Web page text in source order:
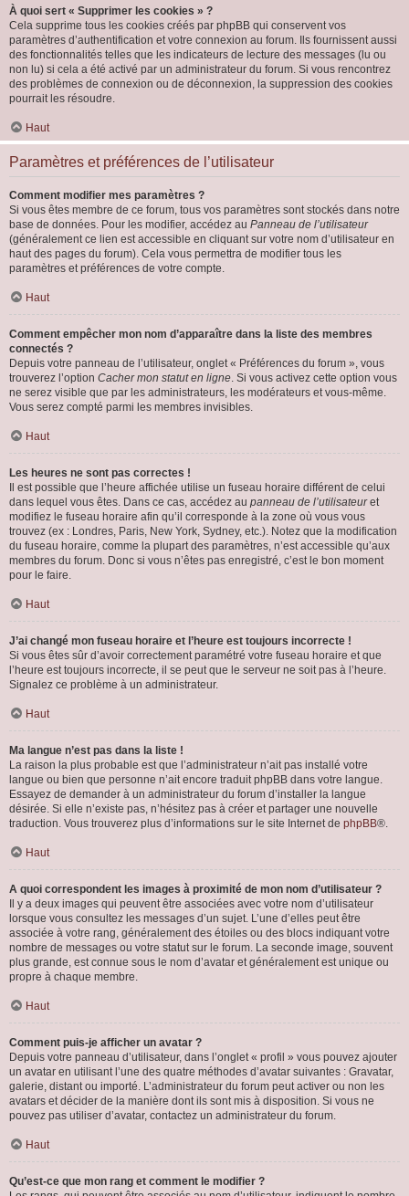
À quoi sert « Supprimer les cookies » ?
Cela supprime tous les cookies créés par phpBB qui conservent vos
paramètres d’authentification et votre connexion au forum. Ils fournissent aussi
des fonctionnalités telles que les indicateurs de lecture des messages (lu ou
non lu) si cela a été activé par un administrateur du forum. Si vous rencontrez
des problèmes de connexion ou de déconnexion, la suppression des cookies
pourrait les résoudre.
Haut
Paramètres et préférences de l’utilisateur
Comment modifier mes paramètres ?
Si vous êtes membre de ce forum, tous vos paramètres sont stockés dans notre
base de données. Pour les modifier, accédez au Panneau de l’utilisateur
(généralement ce lien est accessible en cliquant sur votre nom d’utilisateur en
haut des pages du forum). Cela vous permettra de modifier tous les
paramètres et préférences de votre compte.
Haut
Comment empêcher mon nom d’apparaître dans la liste des membres
connectés ?
Depuis votre panneau de l’utilisateur, onglet « Préférences du forum », vous
trouverez l’option Cacher mon statut en ligne. Si vous activez cette option vous
ne serez visible que par les administrateurs, les modérateurs et vous-même.
Vous serez compté parmi les membres invisibles.
Haut
Les heures ne sont pas correctes !
Il est possible que l’heure affichée utilise un fuseau horaire différent de celui
dans lequel vous êtes. Dans ce cas, accédez au panneau de l’utilisateuret
modifiez le fuseau horaire afin qu’il corresponde à la zone où vous vous
trouvez (ex : Londres, Paris, New York, Sydney, etc.). Notez que la modification
du fuseau horaire, comme la plupart des paramètres, n’est accessible qu’aux
membres du forum. Donc si vous n’êtes pas enregistré, c’est le bon moment
pour le faire.
Haut
J’ai changé mon fuseau horaire et l’heure est toujours incorrecte !
Si vous êtes sûr d’avoir correctement paramétré votre fuseau horaire et que
l’heure est toujours incorrecte, il se peut que le serveur ne soit pas à l’heure.
Signalez ce problème à un administrateur.
Haut
Ma langue n’est pas dans la liste !
La raison la plus probable est que l’administrateur n’ait pas installé votre
langue ou bien que personne n’ait encore traduit phpBB dans votre langue.
Essayez de demander à un administrateur du forum d’installer la langue
désirée. Si elle n’existe pas, n’hésitez pas à créer et partager une nouvelle
traduction. Vous trouverez plus d’informations sur le site Internet de phpBB®.
Haut
A quoi correspondent les images à proximité de mon nom d’utilisateur ?
Il y a deux images qui peuvent être associées avec votre nom d’utilisateur
lorsque vous consultez les messages d’un sujet. L’une d’elles peut être
associée à votre rang, généralement des étoiles ou des blocs indiquant votre
nombre de messages ou votre statut sur le forum. La seconde image, souvent
plus grande, est connue sous le nom d’avatar et généralement est unique ou
propre à chaque membre.
Haut
Comment puis-je afficher un avatar ?
Depuis votre panneau d’utilisateur, dans l’onglet « profil » vous pouvez ajouter
un avatar en utilisant l’une des quatre méthodes d’avatar suivantes : Gravatar,
galerie, distant ou importé. L’administrateur du forum peut activer ou non les
avatars et décider de la manière dont ils sont mis à disposition. Si vous ne
pouvez pas utiliser d’avatar, contactez un administrateur du forum.
Haut
Qu’est-ce que mon rang et comment le modifier ?